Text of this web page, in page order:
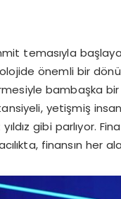
temasıyla
önemli bir
bambaşka
yetişmiş
gibi parlıyor.
finansın her